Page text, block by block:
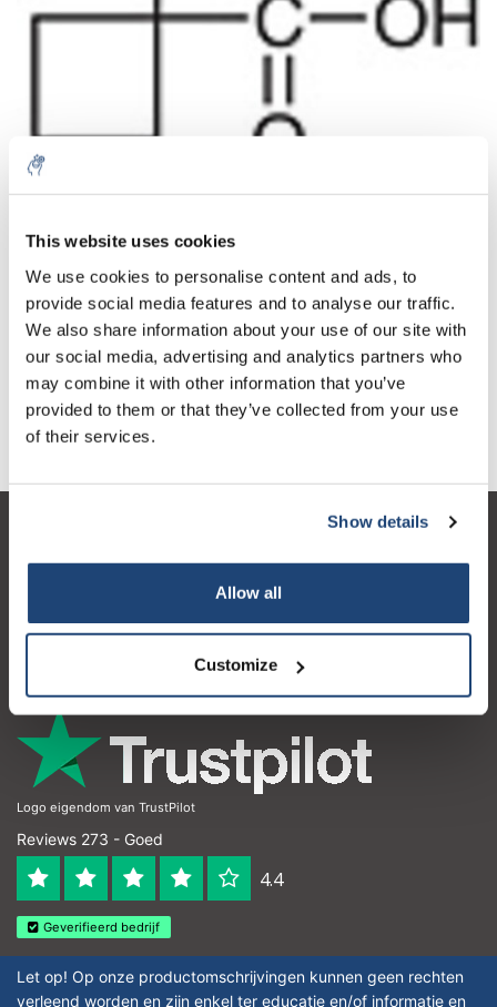
This website uses cookies
We use cookies to personalise content and ads, to
provide social media features and to analyse our traffic.
We also share information about your use of our site with
our social media, advertising and analytics partners who
may combine it with other information that you’ve
provided to them or that they’ve collected from your use
of their services.
Show details
Allow all
Customize
Aantal Product
1 Stuk
€146,27
€176,98 Meer
Toevoegen aan winkelwagen
Informatie
Contactgegevens
Logo eigendom van TrustPilot
Reviews 273 - Goed
4.4
Geverifieerd bedrijf
Let op! Op onze productomschrijvingen kunnen geen rechten
verleend worden en zijn enkel ter educatie en/of informatie en